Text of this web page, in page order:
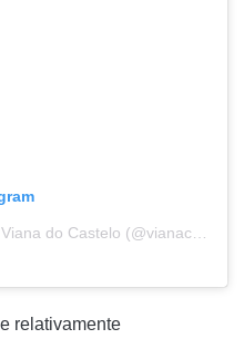
relativamente